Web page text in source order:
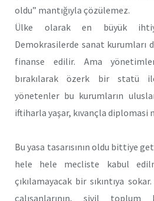
oldu” mantığıyla çözülemez.
Ülke olarak en büyük
Demokrasilerde sanat kurumları
finanse edilir. Ama
bırakılarak özerk bir statü
yönetenler bu kurumların
iftiharla yaşar, kıvançla diplomasi
Bu yasa tasarısının oldu bittiye
hele hele mecliste kabul
çıkılamayacak bir sıkıntıya
çalışanlarının, sivil toplum